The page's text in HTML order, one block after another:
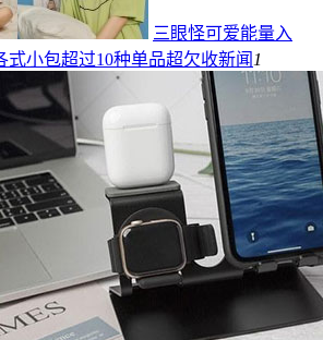
三眼怪可爱能量入
式小包超过10种单品超欠收新闻1